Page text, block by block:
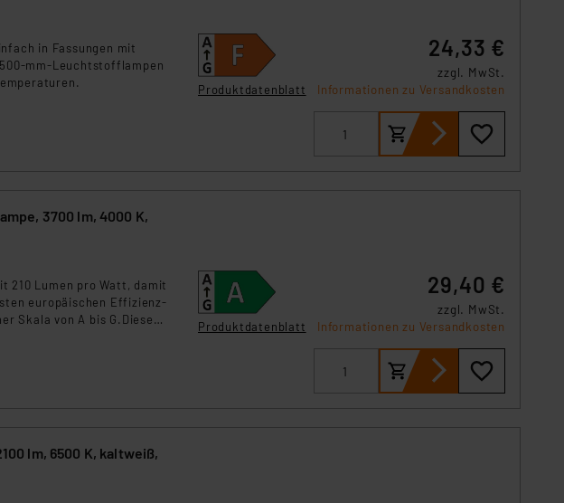
dass die USA als Land mit unzureichendem
Risiko, dass US-Behörden personenbezogene
Klagemöglichkeiten für Europäer bestehen.
der Europäischen
insbesondere der Art der übermittelten
in Fassungen mit
mm-Leuchtstofflampen
Produktdatenblatt
24,33 €
zzgl. MwSt.
Informationen zu Versandkosten
3700 lm, 4000 K,
210 Lumen pro Watt, damit
europäischen Effizienz-
Skala von A bis G.Diese
Ihren Energieverbrauch und
Produktdatenblatt
29,40 €
zzgl. MwSt.
Informationen zu Versandkosten
lm, 6500 K, kaltweiß,